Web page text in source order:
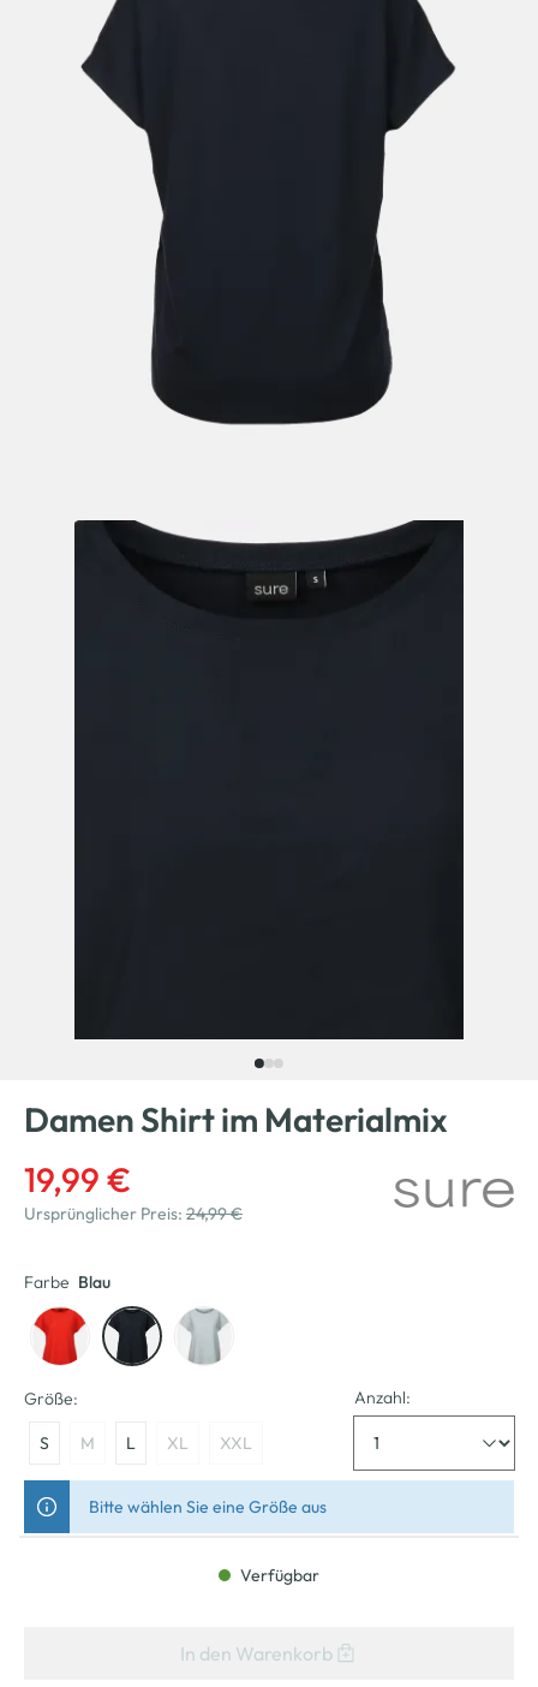
Damen Shirt im Materialmix
19,99 €
Ursprünglicher Preis: 24,99 €
Farbe Blau
Größe:
S M L XL XXL
Anzahl:
Bitte wählen Sie eine Größe aus
Verfügbar
In den Warenkorb